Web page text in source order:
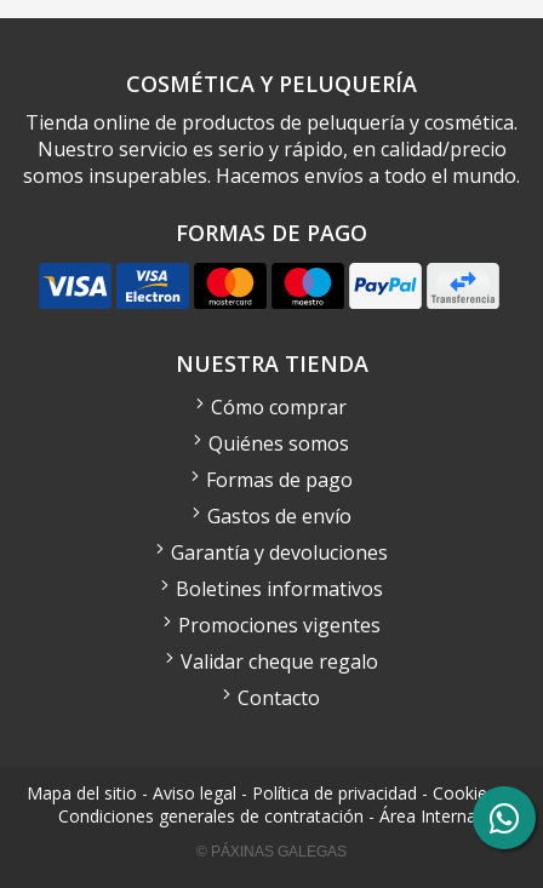
COSMÉTICA Y PELUQUERÍA
Tienda online de productos de peluquería y cosmética.
Nuestro servicio es serio y rápido, en calidad/precio
somos insuperables. Hacemos envíos a todo el mundo.
FORMAS DE PAGO
NUESTRA TIENDA
Cómo comprar
Quiénes somos
Formas de pago
Gastos de envío
Garantía y devoluciones
Boletines informativos
Promociones vigentes
Validar cheque regalo
Contacto
Mapa del sitio - Aviso legal - Política de privacidad - Cookies-
Condiciones generales de contratación - Área Interna
© PÁXINAS GALEGAS